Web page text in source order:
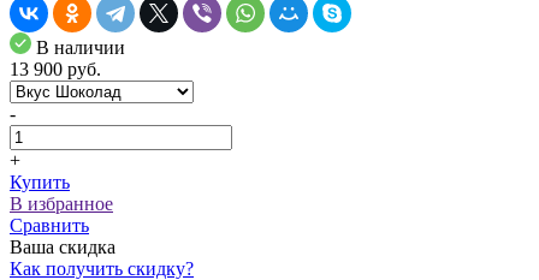
В наличии
13 900 pуб.
-
+
Купить
В избранное
Сравнить
Ваша скидка
Как получить скидку?